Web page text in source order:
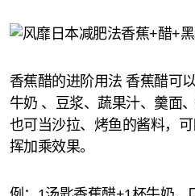
香蕉醋的进阶用法 香蕉醋可
牛奶 、豆浆、蔬果汁、羹面
也可当沙拉、烤鱼的酱料，
挥加乘效果。